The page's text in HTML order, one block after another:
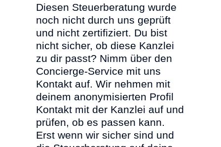
Diesen Steuerberatung wurde
noch nicht durch uns geprüft
und nicht zertifiziert. Du bist
nicht sicher, ob diese Kanzlei
zu dir passt? Nimm über den
Concierge-Service mit uns
Kontakt auf. Wir nehmen mit
deinem anonymisierten Profil
Kontakt mit der Kanzlei auf und
prüfen, ob es passen kann.
Erst wenn wir sicher sind und